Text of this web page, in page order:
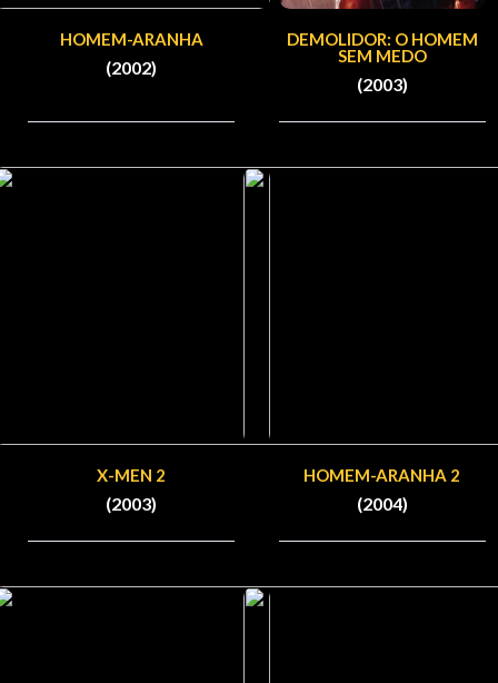
HOMEM-ARANHA
(2002)
DEMOLIDOR: O HOMEM
SEM MEDO
(2003)
X-MEN 2
(2003)
HOMEM-ARANHA 2
(2004)